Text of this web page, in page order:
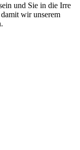
und Sie in die Irre
wir unserem